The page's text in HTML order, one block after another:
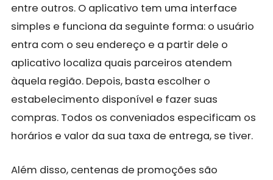
entre outros. O aplicativo tem uma interface
simples e funciona da seguinte forma: o usuário
entra com o seu endereço e a partir dele o
aplicativo localiza quais parceiros atendem
àquela região. Depois, basta escolher o
estabelecimento disponível e fazer suas
compras. Todos os conveniados especificam os
horários e valor da sua taxa de entrega, se tiver.
Além disso, centenas de promoções são